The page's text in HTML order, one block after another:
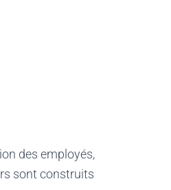
des employés,
sont construits